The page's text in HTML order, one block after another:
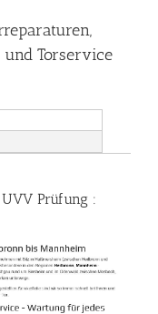
Torservice
Prüfung :